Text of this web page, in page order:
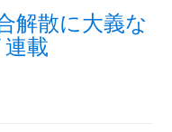
解散に大義な
載